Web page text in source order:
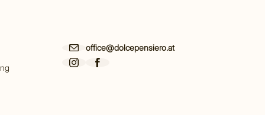
office@dolcepensiero.at